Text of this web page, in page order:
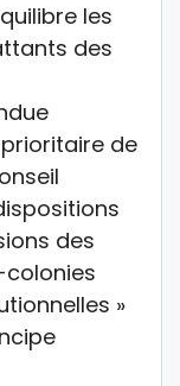
les
des
de
des
»